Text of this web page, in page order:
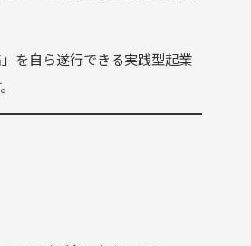
を自ら遂行できる実践型起業